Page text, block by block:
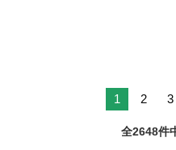
1 2 3
全2648件